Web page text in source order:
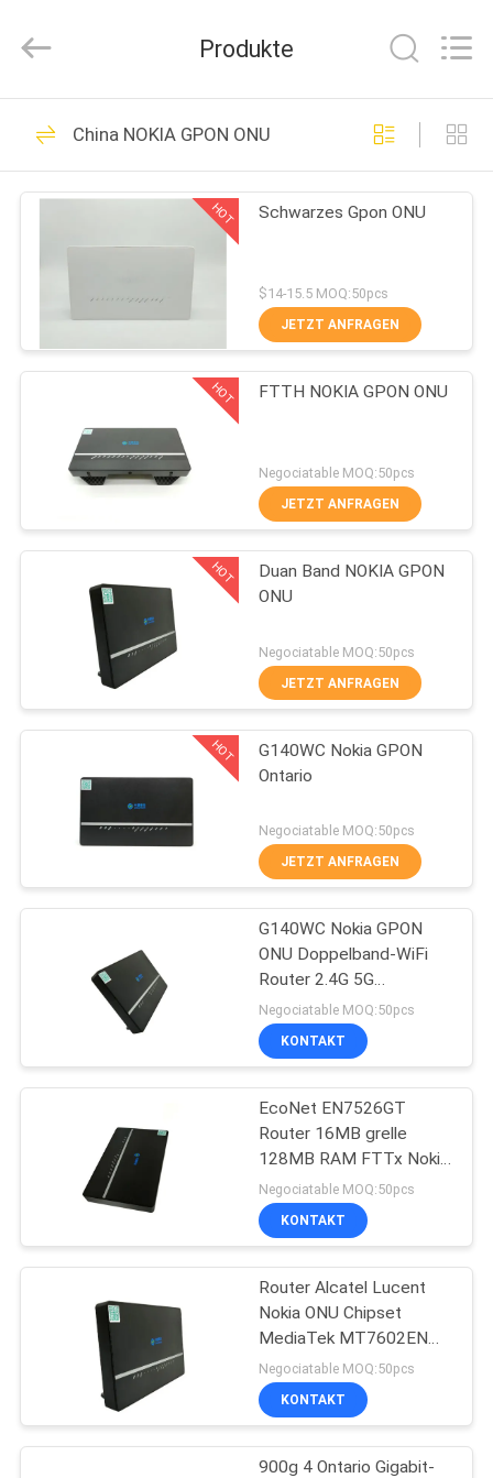
HAUS
PRODUKTE
ÜBER
FABRIK-
QUALITÄTSKONTROLLE
TRETEN
VERBINDUNG
FORDERN
ZITAT
SITEMAP
POLICY
LIMITED.
Reserved.
GPON ONU
ONTARIO
419
Huawei GPON ONU
143
WiFi GPON ONU
wifi epon onu
XPON ONTARIO
11
ZTE GPON ONU
Produkte
China NOKIA GPON ONU
HOT Schwarzes Gpon ONU
$14-15.5 MOQ:50pcs
JETZT ANFRAGEN
HOT FTTH NOKIA GPON ONU
Negociatable MOQ:50pcs
JETZT ANFRAGEN
HOT
Duan Band NOKIA GPON
ONU
Negociatable MOQ:50pcs
JETZT ANFRAGEN
HOT
G140WC Nokia GPON
Ontario
Negociatable MOQ:50pcs
JETZT ANFRAGEN
G140WC Nokia GPON
ONU Doppelband-WiFi
Router 2.4G 5G
drahtloses 4GE 1TEL
2USB Ontarios
Negociatable MOQ:50pcs
KONTAKT
EcoNet EN7526GT
Router 16MB grelle
128MB RAM FTTx Nokia
G140WC CPU
Negociatable MOQ:50pcs
KONTAKT
Router Alcatel Lucent
Nokia ONU Chipset
MediaTek MT7602EN
MT7612EN WLAN
Negociatable MOQ:50pcs
KONTAKT
900g 4 Ontario Gigabit-